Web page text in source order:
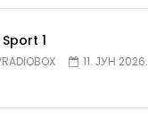
1
11. ЈУН 2026.